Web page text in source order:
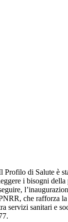
Profilo di Salute è
i bisogni
che rafforza la
servizi sanitari e